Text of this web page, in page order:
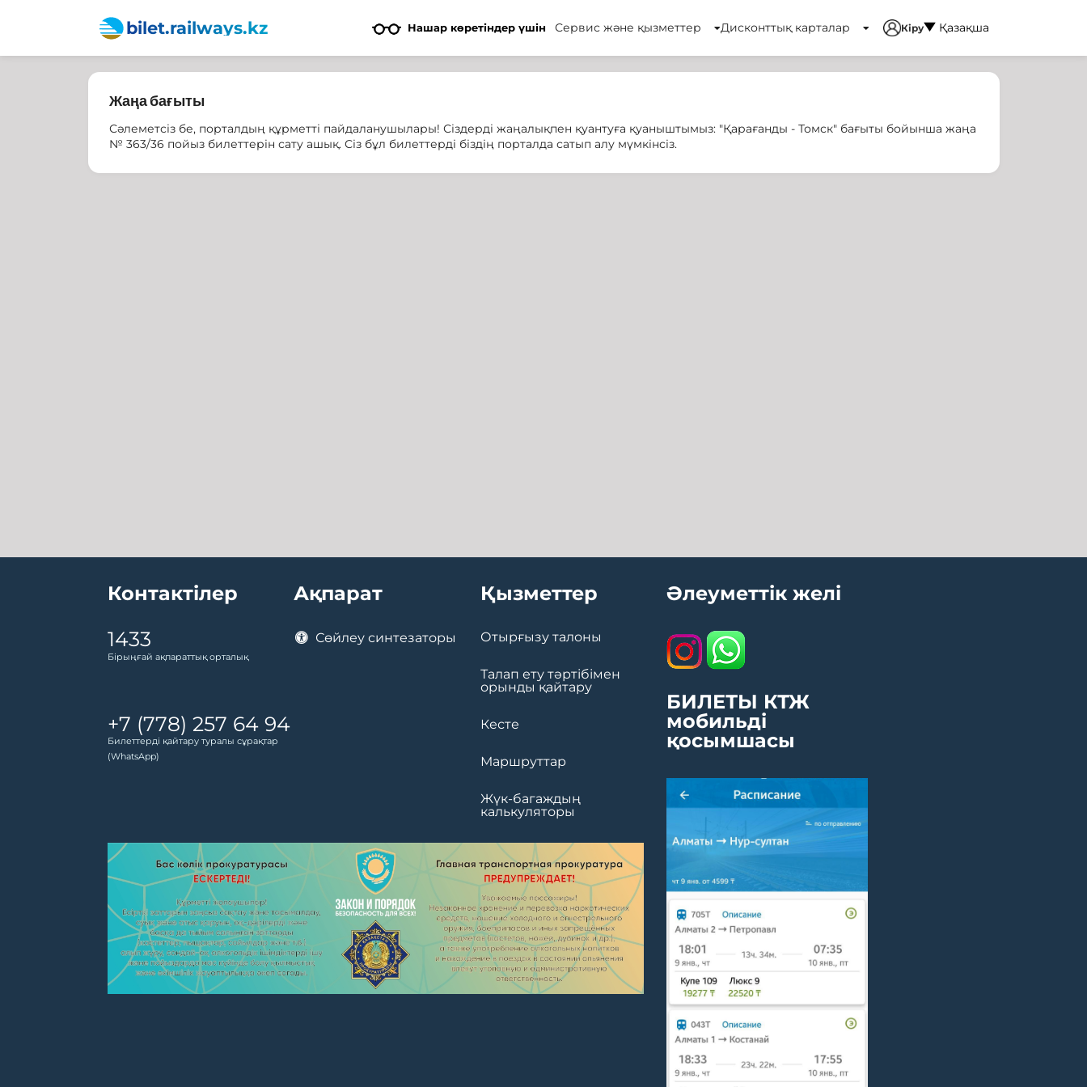
bilet.railways.kz Нашар көретіндер үшін Сервис және қызметтер Дисконттық карталар Кіру Қазақша
Жаңа бағыты
Сәлеметсіз бе, порталдың құрметті пайдаланушылары! Сіздерді жаңалықпен қуантуға қуаныштымыз: "Қарағанды - Томск" бағыты бойынша жаңа
№ 363/36 пойыз билеттерін сату ашық. Сіз бұл билеттерді біздің порталда сатып алу мүмкінсіз.
Контактілер
1433
Бірыңғай ақпараттық орталық
+7 (778) 257 64 94
Билеттерді қайтару туралы сұрақтар
(WhatsApp)
Ақпарат
Сөйлеу синтезаторы
Қызметтер
Отырғызу талоны
Талап ету тәртібімен
орынды қайтару
Кесте
Маршруттар
Жүк-багаждың
калькуляторы
Әлеуметтік желі
БИЛЕТЫ КТЖ
мобильді
қосымшасы